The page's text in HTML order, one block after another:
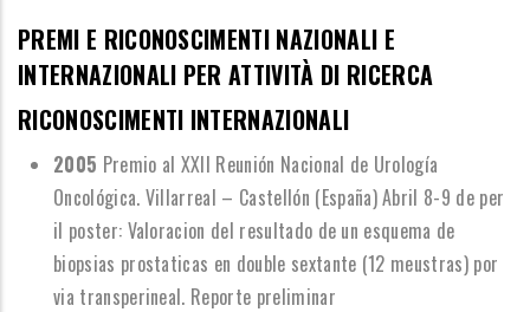
PREMI E RICONOSCIMENTI NAZIONALI E
INTERNAZIONALI PER ATTIVITÀ DI RICERCA
RICONOSCIMENTI INTERNAZIONALI
2005 Premio al XXII Reunión Nacional de Urología
Oncológica. Villarreal – Castellón (España) Abril 8-9 de per
il poster: Valoracion del resultado de un esquema de
biopsias prostaticas en double sextante (12 meustras) por
via transperineal. Reporte preliminar